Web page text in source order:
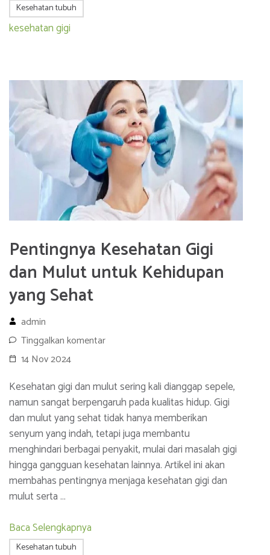
Kesehatan tubuh
kesehatan gigi
Pentingnya Kesehatan Gigi
dan Mulut untuk Kehidupan
yang Sehat
admin
Tinggalkan komentar
14 Nov 2024
Kesehatan gigi dan mulut sering kali dianggap sepele,
namun sangat berpengaruh pada kualitas hidup. Gigi
dan mulut yang sehat tidak hanya memberikan
senyum yang indah, tetapi juga membantu
menghindari berbagai penyakit, mulai dari masalah gigi
hingga gangguan kesehatan lainnya. Artikel ini akan
membahas pentingnya menjaga kesehatan gigi dan
mulut serta …
Baca Selengkapnya
Kesehatan tubuh